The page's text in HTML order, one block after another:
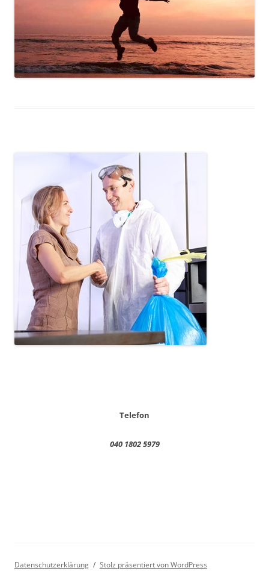
Telefon
040 1802 5979
Datenschutzerklärung Stolz präsentiert von WordPress